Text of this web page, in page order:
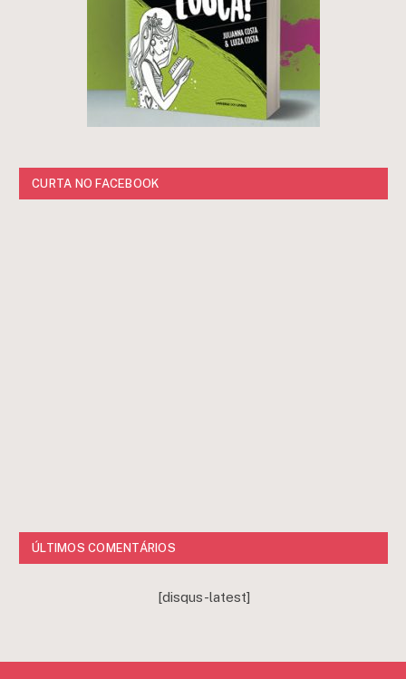
CURTA NO FACEBOOK
ÚLTIMOS COMENTÁRIOS
[disqus-latest]